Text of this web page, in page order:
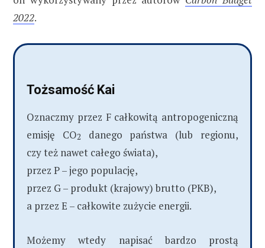
2022.
Tożsamość Kai
Oznaczmy przez F całkowitą antropogeniczną
emisję CO2
danego państwa (lub regionu,
czy też nawet całego świata),
przez P – jego populację,
przez G – produkt (krajowy) brutto (PKB),
a przez E – całkowite zużycie energii.
Możemy wtedy napisać bardzo prostą